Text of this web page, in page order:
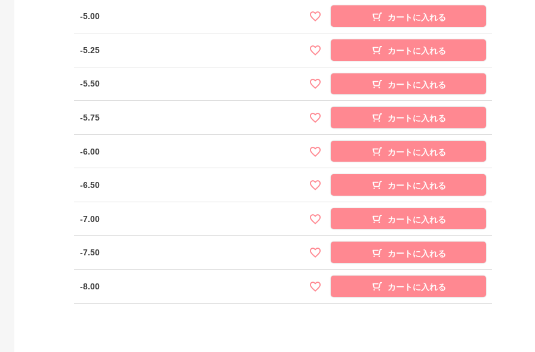
-5.00 カートに入れる
-5.25 カートに入れる
-5.50 カートに入れる
-5.75 カートに入れる
-6.00 カートに入れる
-6.50 カートに入れる
-7.00 カートに入れる
-7.50 カートに入れる
-8.00 カートに入れる